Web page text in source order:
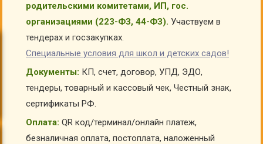
родительскими комитетами, ИП, гос.
организациями (223-ФЗ, 44-ФЗ). Участвуем в
тендерах и госзакупках.
Специальные условия для школ и детских садов!
Документы: КП, счет, договор, УПД, ЭДО,
тендеры, товарный и кассовый чек, Честный знак,
сертификаты РФ.
Оплата: QR код/терминал/онлайн платеж,
безналичная оплата, постоплата, наложенный